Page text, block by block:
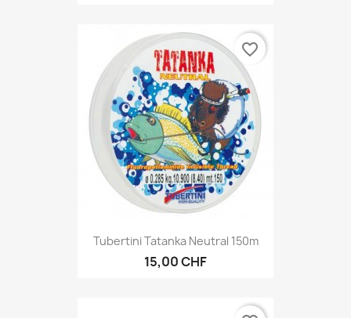
Tubertini Tatanka Neutral 150m
15,00 CHF
favorite_border